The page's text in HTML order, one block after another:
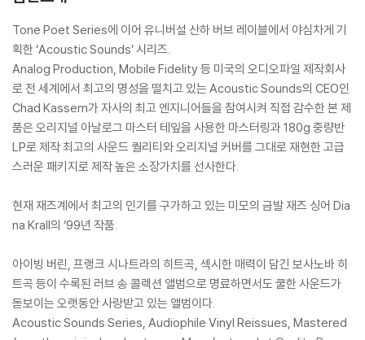
Tone Poet Series에 이어 유니버설 산하 버브 레이블에서 야심차게 기
획한 ‘Acoustic Sounds’ 시리즈.
Analog Production, Mobile Fidelity 등 미국의 오디오파일 제작회사
로 전 세계에서 최고의 명성을 떨치고 있는 Acoustic Sounds의 CEO인
Chad Kassem가 자사의 최고 엔지니어들을 참여시켜 직접 감수한 본 제
품은 오리지널 아날로그 마스터 테잎을 사용한 마스터링과 180g 중량반
LP로 제작 최고의 사운드 퀄리티와 오리지널 커버를 그대로 재현한 고급
스러운 패키지로 제작 높은 소장가치를 선사한다.
현재 재즈계에서 최고의 인기를 구가하고 있는 미모의 금발 재즈 싱어 Dia
na Krall의 ‘99년 작품.
아이빙 버린, 프랭크 시나트라의 히트곡, 섹시한 매력이 담긴 보사노바 히
트곡 등이 수록된 러브 송 콜렉션 앨범으로 명료하면서도 쿨한 사운드가
돋보이는 오랫동안 사랑받고 있는 앨범이다.
Acoustic Sounds Series, Audiophile Vinyl Reissues, Mastered